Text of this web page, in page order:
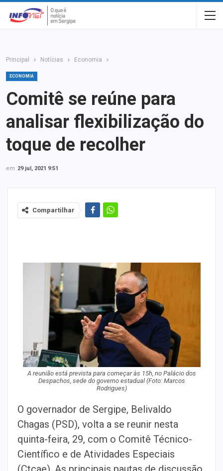
Principal Notícias Economia
ECONOMIA
Comitê se reúne para
analisar flexibilização do
toque de recolher
em 29 jul, 2021 9:51
Compartilhar
A reunião está prevista para começar às 15h, no Palácio dos
Despachos, sede do governo estadual (Foto: Marcos
Rodrigues)
O governador de Sergipe, Belivaldo
Chagas (PSD), volta a se reunir nesta
quinta-feira, 29, com o Comitê Técnico-
Científico e de Atividades Especiais